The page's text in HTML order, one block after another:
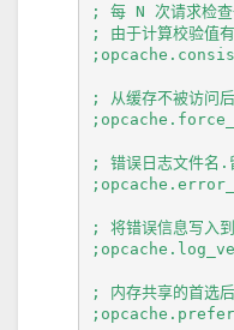
; 每 N 次请求检
; 由于计算校验值
; 从缓存不被访问
; 错误日志文件名
; 将错误信息写入
; 内存共享的首选